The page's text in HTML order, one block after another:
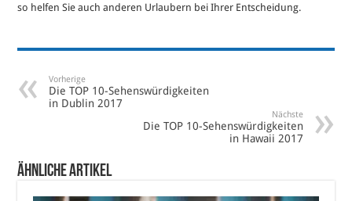
so helfen Sie auch anderen Urlaubern bei Ihrer Entscheidung.
Vorherige
Die TOP 10-Sehenswürdigkeiten
in Dublin 2017
Nächste
Die TOP 10-Sehenswürdigkeiten
in Hawaii 2017
Ähnliche Artikel